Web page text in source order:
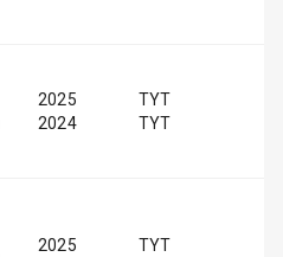
2025
2024
TYT
TYT
2025
TYT